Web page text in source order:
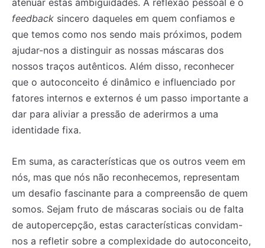
Registe-se na nossa lista de correio e receba mensalmente
no seu email os artigos do mês transacto, ilustrações e
subscrever:
Registe-se na nossa lista de correio e receba mensalmente
no seu email os artigos do mês transacto, ilustrações e
subscrever:
atenuar estas ambiguidades. A reflexão pessoal e o
feedback sincero daqueles em quem confiamos e
que temos como nos sendo mais próximos, podem
ajudar-nos a distinguir as nossas máscaras dos
nossos traços autênticos. Além disso, reconhecer
que o autoconceito é dinâmico e influenciado por
fatores internos e externos é um passo importante a
dar para aliviar a pressão de aderirmos a uma
identidade fixa.
Em suma, as características que os outros veem em
nós, mas que nós não reconhecemos, representam
um desafio fascinante para a compreensão de quem
somos. Sejam fruto de máscaras sociais ou de falta
de autopercepção, estas características convidam-
nos a refletir sobre a complexidade do autoconceito,